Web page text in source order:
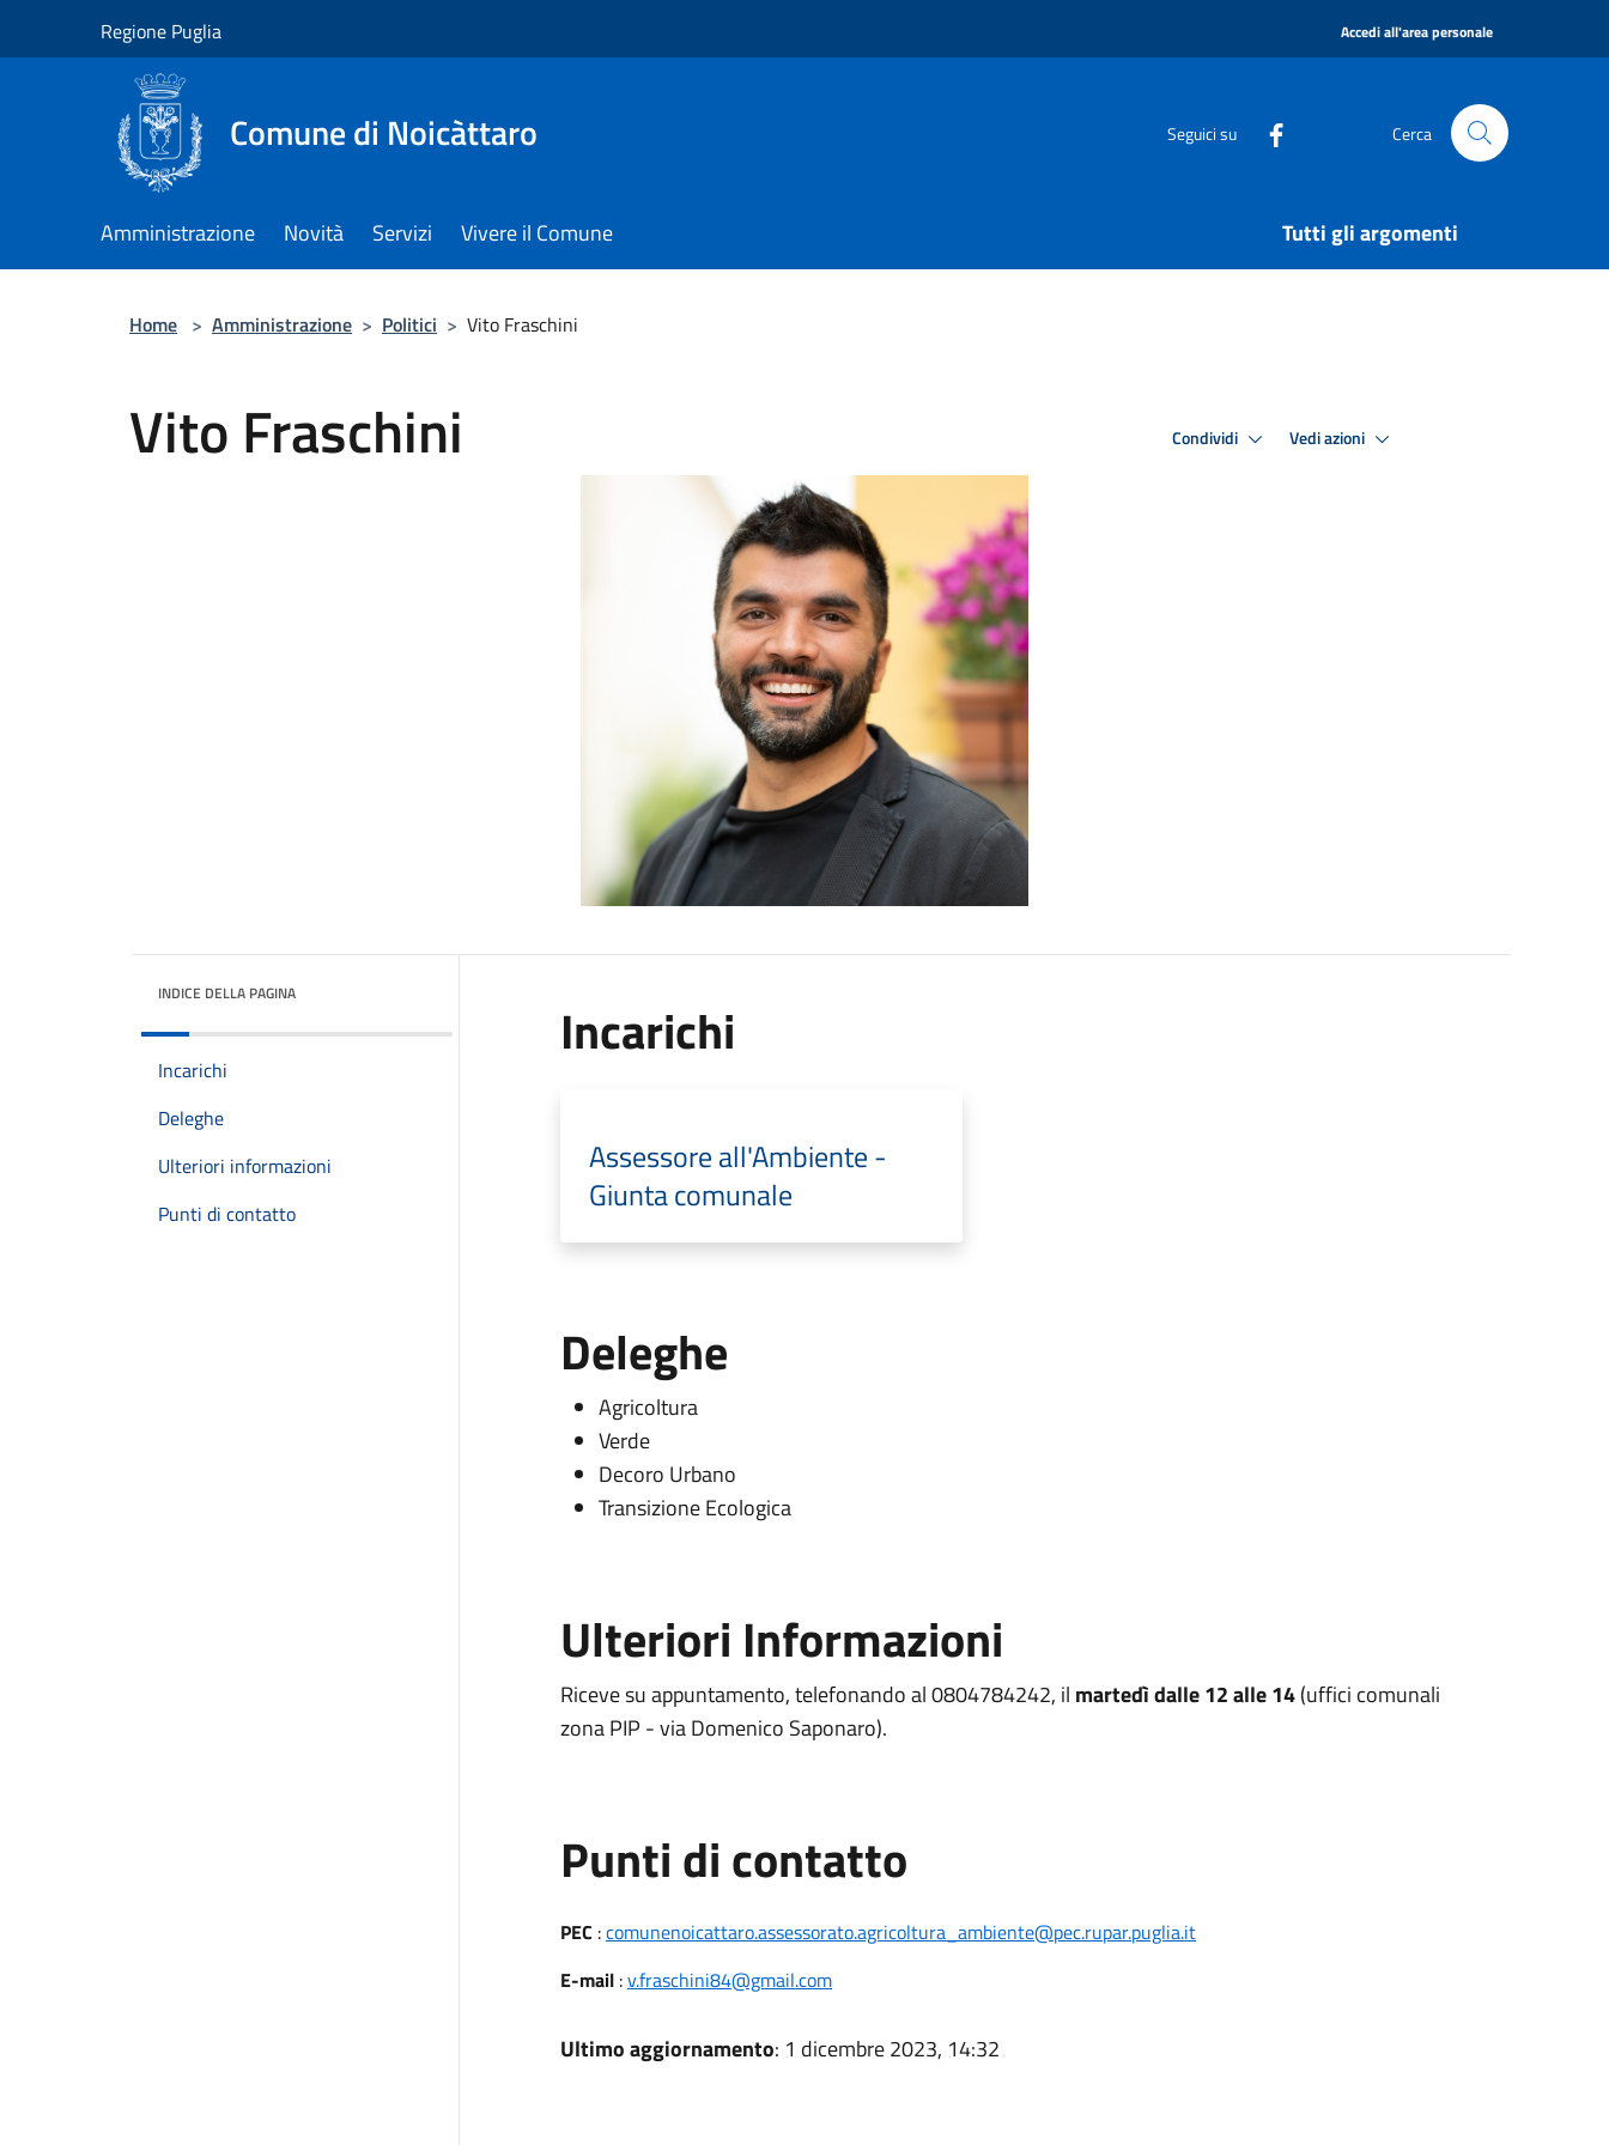
Regione Puglia Accedi all'area personale
Comune di Noicàttaro Seguici su Cerca
Amministrazione Novità Servizi Vivere il Comune Tutti gli argomenti
Home > Amministrazione > Politici > Vito Fraschini
Vito Fraschini Condividi Vedi azioni
INDICE DELLA PAGINA
Incarichi
Deleghe
Ulteriori informazioni
Punti di contatto
Incarichi
Assessore all'Ambiente -
Giunta comunale
Deleghe
Agricoltura
Verde
Decoro Urbano
Transizione Ecologica
Ulteriori Informazioni
Riceve su appuntamento, telefonando al 0804784242, il martedì dalle 12 alle 14(uffici comunali
zona PIP - via Domenico Saponaro).
Punti di contatto
PEC :comunenoicattaro.assessorato.agricoltura_ambiente@pec.rupar.puglia.it
E-mail:v.fraschini84@gmail.com
Ultimo aggiornamento: 1 dicembre 2023, 14:32